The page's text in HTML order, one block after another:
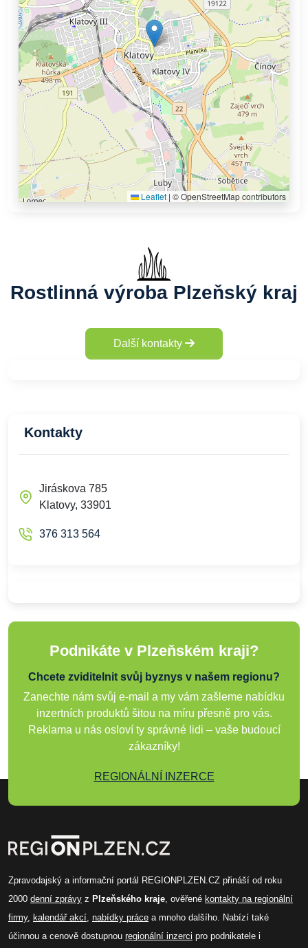
Leaflet | © OpenStreetMap contributors
Rostlinná výroba Plzeňský kraj
Další kontakty
Kontakty
Jiráskova 785
Klatovy, 33901
376 313 564
Podnikáte v Plzeňském kraji?
Chcete zviditelnit svůj byznys v našem regionu?
Zanechte nám svůj e-mail a my vám zašleme nabídku
inzertních produktů šitou na míru přesně pro vás.
Reklama u nás osloví ty správné lidi – vaše budoucí
zákazníky!
REGIONÁLNÍ INZERCE
Zpravodajský a informační portál REGIONPLZEN.CZ přináší od roku
2000 denní zprávy z Plzeňského kraje, ověřené kontakty na regionální
firmy, kalendář akcí, nabídky práce a mnoho dalšího. Nabízí také
účinnou a cenově dostupnou regionální inzerci pro podnikatele i